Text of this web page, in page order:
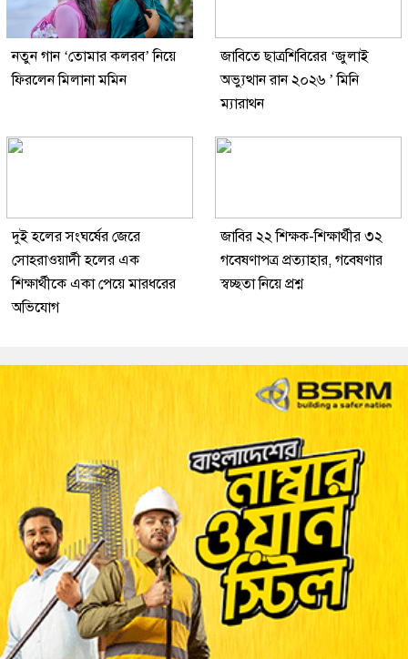
নতুন গান ‘তোমার কলরব’ নিয়ে
ফিরলেন মিলানা মমিন
জাবিতে ছাত্রশিবিরের ‘জুলাই
অভ্যুত্থান রান ২০২৬ ’ মিনি
ম্যারাথন
দুই হলের সংঘর্ষের জেরে
সোহরাওয়ার্দী হলের এক
শিক্ষার্থীকে একা পেয়ে মারধরের
অভিযোগ
জাবির ২২ শিক্ষক-শিক্ষার্থীর ৩২
গবেষণাপত্র প্রত্যাহার, গবেষণার
স্বচ্ছতা নিয়ে প্রশ্ন